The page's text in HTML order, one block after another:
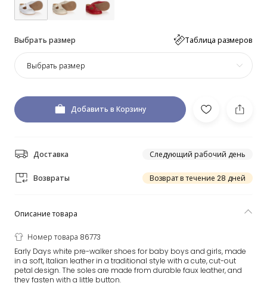
Выбрать размер Таблица размеров
Выбрать размер
Добавить в Корзину
Доставка Следующий рабочий день
Возвраты Возврат в течение 28 дней
Описание товара
Номер товара 86773
Early Days white pre-walker shoes for baby boys and girls, made
in a soft, Italian leather in a traditional style with a cute, cut-out
petal design. The soles are made from durable faux leather, and
they fasten with a little button.